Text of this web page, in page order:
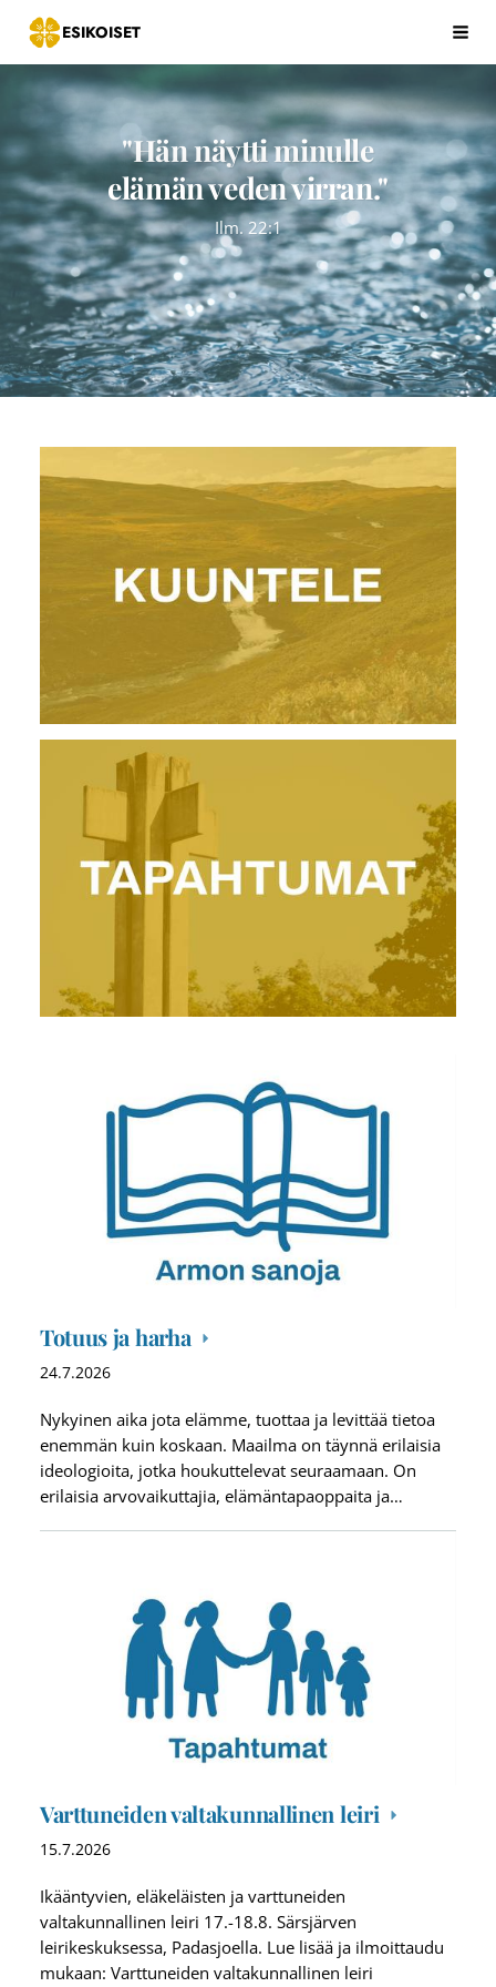
Siirry
sivun
sisältöön
ESIKOISET
"Hän näytti minulle
elämän veden virran."
Ilm. 22:1
Totuus ja harha
24.7.2026
Nykyinen aika jota elämme, tuottaa ja levittää tietoa
enemmän kuin koskaan. Maailma on täynnä erilaisia
ideologioita, jotka houkuttelevat seuraamaan. On
erilaisia arvovaikuttajia, elämäntapaoppaita ja…
Varttuneiden valtakunnallinen leiri
15.7.2026
Ikääntyvien, eläkeläisten ja varttuneiden
valtakunnallinen leiri 17.-18.8. Särsjärven
leirikeskuksessa, Padasjoella. Lue lisää ja ilmoittaudu
mukaan: Varttuneiden valtakunnallinen leiri